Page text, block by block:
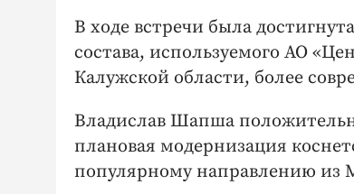
В ходе встречи была
состава, используемого АО
Калужской области, более
Владислав Шапша
плановая модернизация
популярному направлению из